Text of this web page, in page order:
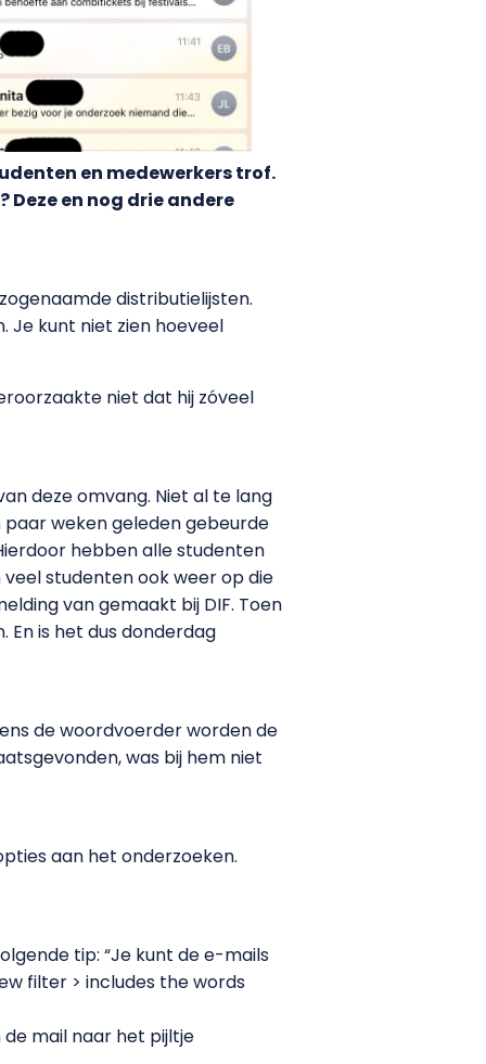
en medewerkers trof.
en nog drie andere
distributielijsten.
Je kunt niet zien hoeveel
niet dat hij zóveel
deze omvang. Niet al te lang
paar weken geleden gebeurde
hebben alle studenten
studenten ook weer op die
van gemaakt bij DIF. Toen
En is het dus donderdag
de woordvoerder worden de
was bij hem niet
aan het onderzoeken.
tip: “Je kunt de e-mails
filter > includes the words
de mail naar het pijltje